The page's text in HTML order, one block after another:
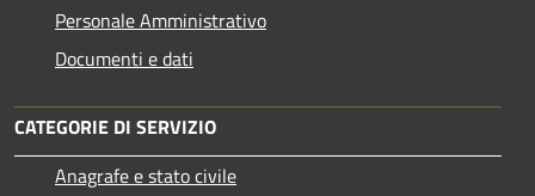
Personale Amministrativo
Documenti e dati
CATEGORIE DI SERVIZIO
Anagrafe e stato civile